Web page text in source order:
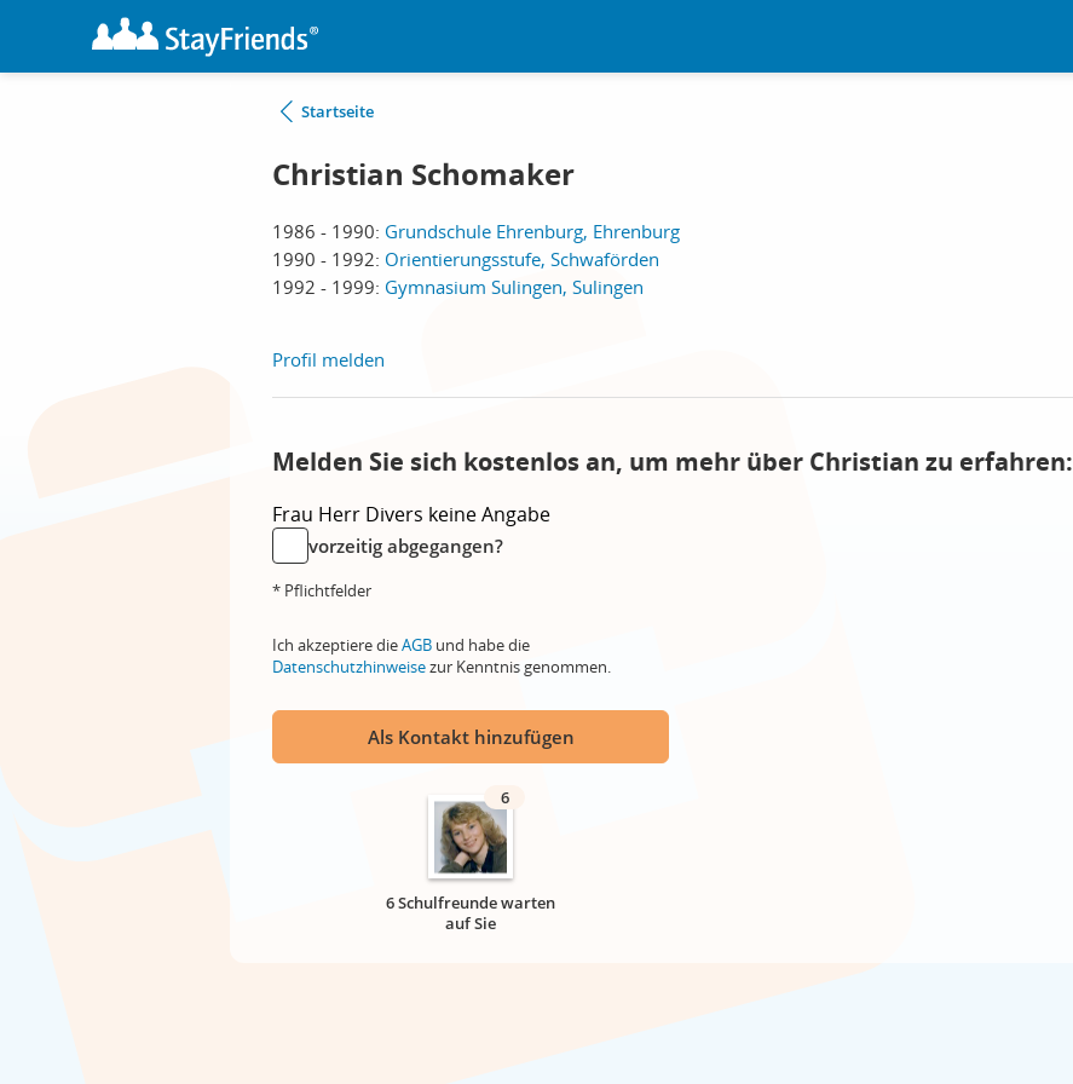
Startseite
Christian Schomaker
1986 - 1990: Grundschule Ehrenburg, Ehrenburg
1990 - 1992: Orientierungsstufe, Schwaförden
1992 - 1999: Gymnasium Sulingen, Sulingen
Profil melden
Melden Sie sich kostenlos an, um mehr über Christian zu erfahren:
Frau Herr Divers keine Angabe
vorzeitig abgegangen?
* Pflichtfelder
Ich akzeptiere dieAGB und habe die
Datenschutzhinweisezur Kenntnis genommen.
Als Kontakt hinzufügen
6
6 Schulfreunde warten
auf Sie